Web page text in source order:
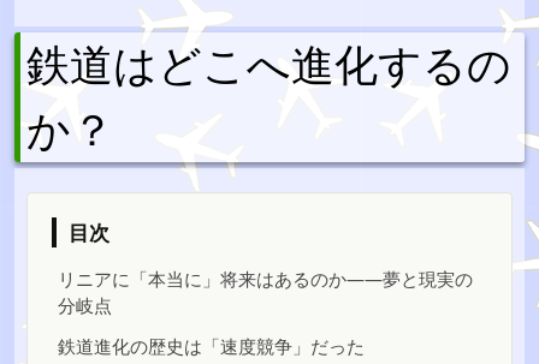
鉄道はどこへ進化するの
か？
目次
リニアに「本当に」将来はあるのか――夢と現実の
分岐点
鉄道進化の歴史は「速度競争」だった